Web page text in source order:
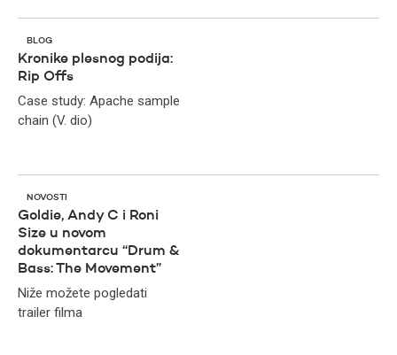
BLOG
Kronike plesnog podija:
Rip Offs
Case study: Apache sample
chain (V. dio)
NOVOSTI
Goldie, Andy C i Roni
Size u novom
dokumentarcu “Drum &
Bass: The Movement”
Niže možete pogledati
trailer filma